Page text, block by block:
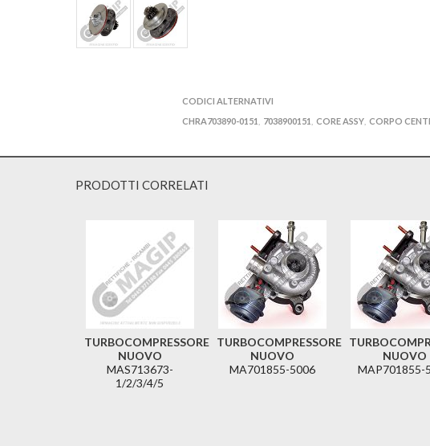
CODICI ALTERNATIVI
CHRA703890-0151
7038900151 CORE ASSY CORPO
PRODOTTI CORRELATI
TURBOCOMPRESSORE
NUOVO
MAS713673-
1/2/3/4/5
TURBOCOMPRESSORE
NUOVO
MA701855-5006
NUOVO
MAP701855-